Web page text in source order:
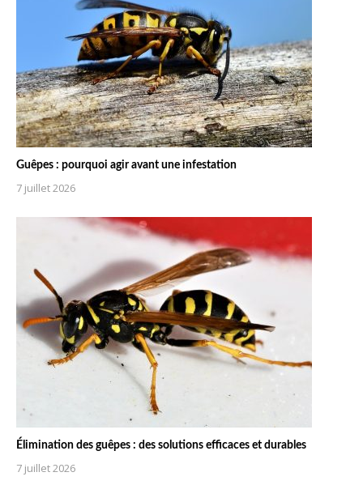
Guêpes : pourquoi agir avant une infestation
7 juillet 2026
Élimination des guêpes : des solutions efficaces et durables
7 juillet 2026